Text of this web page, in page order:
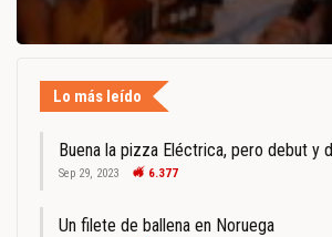
Lo más leído
Buena la pizza Eléctrica, pero debut y
Sep 29, 2023 6.377
Un filete de ballena en Noruega